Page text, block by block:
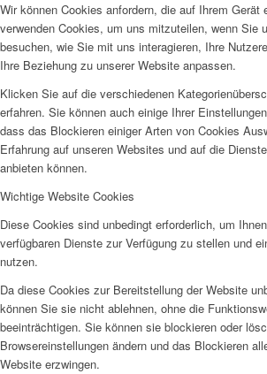
EFUS jetzt auch mobil: Der Bus
Kinderschutz
Wir können Cookies anfordern, die auf Ihrem Gerät
verwenden Cookies, um uns mitzuteilen, wenn Sie
besuchen, wie Sie mit uns interagieren, Ihre
Ihre Beziehung zu unserer Website anpassen.
Klicken Sie auf die verschiedenen
erfahren. Sie können auch einige Ihrer
dass das Blockieren einiger Arten von Cookies
Erfahrung auf unseren Websites und auf die
anbieten können.
Wichtige Website Cookies
Diese Cookies sind unbedingt erforderlich, um
verfügbaren Dienste zur Verfügung zu stellen und
nutzen.
Da diese Cookies zur Bereitstellung der Website
können Sie sie nicht ablehnen, ohne die
beeinträchtigen. Sie können sie blockieren oder
Browsereinstellungen ändern und das Blockieren
Website erzwingen.